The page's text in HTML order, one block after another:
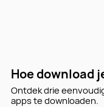
Hoe download
Ontdek drie
apps te downloaden.